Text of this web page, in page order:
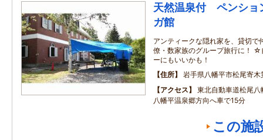
天然温泉付 ペンシ
ガ館
アンティークな隠れ家を、貸切で
僚・数家族のグループ旅行に！
ーにもいいかも！
住所
岩手県八幡平市松尾寄
アクセス
東北自動車道松尾
八幡平温泉郷方向へ車で15分
この施